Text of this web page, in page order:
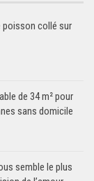
poisson collé sur
de 34 m² pour
sans domicile
semble le plus